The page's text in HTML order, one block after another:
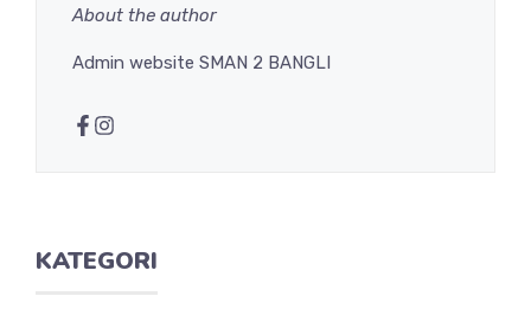
About the author
Admin website SMAN 2 BANGLI
KATEGORI